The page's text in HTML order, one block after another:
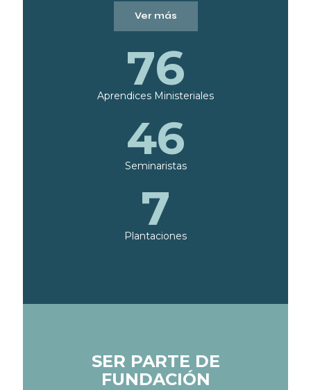
Ver más
76
Aprendices Ministeriales
46
Seminaristas
7
Plantaciones
SER PARTE DE
FUNDACIÓN